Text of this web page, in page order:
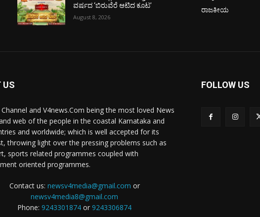
ವರ್ಷದ ‘ಬಿರುವೆರೆ ಆಟಿದ ಕೂಟ’
August 8, 2026
ರಾಜಕೀಯ
US
and V4news.Com being the most loved News
web of the people in the coastal Karnataka and
and worldwide; which is well accepted for its
throwing light over the pressing problems such as
sports related programmes coupled with
oriented programmes.
Contact us: newsv4media@gmail.com or
newsv4media8@gmail.com
Phone: 9243301874 or 9243306874
FOLLOW US